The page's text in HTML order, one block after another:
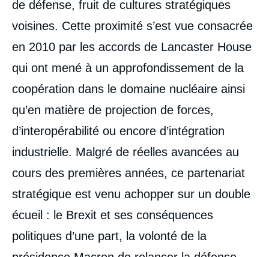
de défense, fruit de cultures stratégiques
voisines. Cette proximité s’est vue consacrée
en 2010 par les accords de Lancaster House
qui ont mené à un approfondissement de la
coopération dans le domaine nucléaire ainsi
qu’en matière de projection de forces,
d’interopérabilité ou encore d’intégration
industrielle. Malgré de réelles avancées au
cours des premières années, ce partenariat
stratégique est venu achopper sur un double
écueil : le Brexit et ses conséquences
politiques d’une part, la volonté de la